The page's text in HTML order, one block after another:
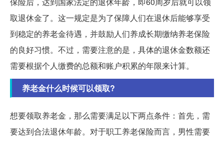
取退休金了。这一规定是为了保障人们在退休后能够享受
到稳定的养老金待遇，并鼓励人们养成长期缴纳养老保险
的良好习惯。不过，需要注意的是，具体的退休金数额还
需要根据个人缴费的总额和账户积累的年限来计算。
养老金什么时候可以领取?
想要领取养老金，那么需要满足以下两点条件：首先，需
要达到合法退休年龄。对于职工养老保险而言，男性需要